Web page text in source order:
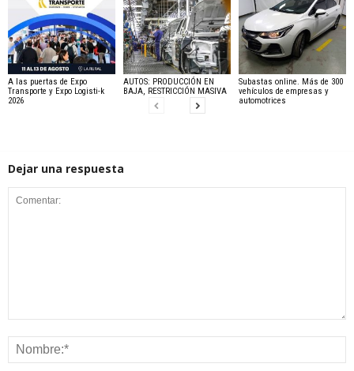
A las puertas de Expo
Transporte y Expo Logisti-k
2026
AUTOS: PRODUCCIÓN EN
BAJA, RESTRICCIÓN MASIVA
Subastas online. Más de 300
vehículos de empresas y
automotrices
Dejar una respuesta